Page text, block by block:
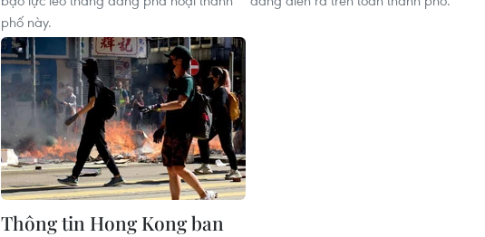
phố này.
Thông tin Hong Kong ban